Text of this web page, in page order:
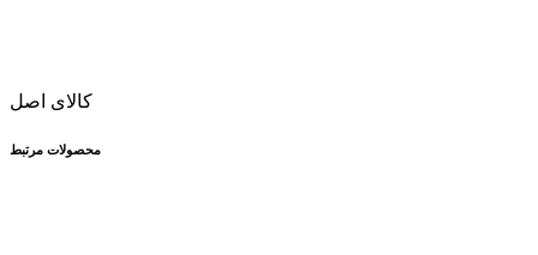
کالای اصل
محصولات مرتبط